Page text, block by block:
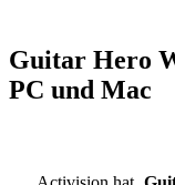
Guitar Hero
PC und Mac